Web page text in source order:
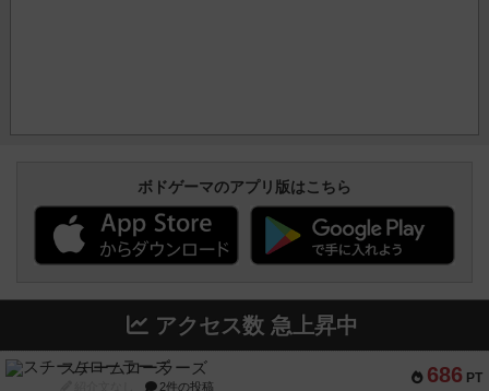
ボドゲーマのアプリ版はこちら
アクセス数 急上昇中
686 PT
スチームローラーズ
2件の投稿